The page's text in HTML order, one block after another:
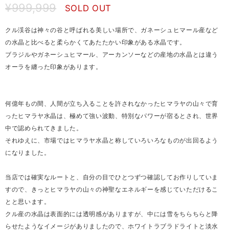
¥999,999 SOLD OUT
クル渓谷は神々の谷と呼ばれる美しい場所で、ガネーシュヒマール産など
の水晶と比べると柔らかくてあたたかい印象がある水晶です。
ブラジルやガネーシュヒマール、アーカンソーなどの産地の水晶とは違う
オーラを纏った印象があります。
何億年もの間、人間が立ち入ることを許されなかったヒマラヤの山々で育
ったヒマラヤ水晶は、極めて強い波動、特別なパワーが宿るとされ、世界
中で認められてきました。
それゆえに、市場ではヒマラヤ水晶と称していろいろなものが出回るよう
になりました。
当店では確実なルートと、自分の目でひとつずつ確認してお作りしていま
すので、きっとヒマラヤの山々の神聖なエネルギーを感じていただけるこ
とと思います。
クル産の水晶は表面的には透明感がありますが、中には雪をちらちらと降
らせたようなイメージがありましたので、ホワイトラブラドライトと淡水